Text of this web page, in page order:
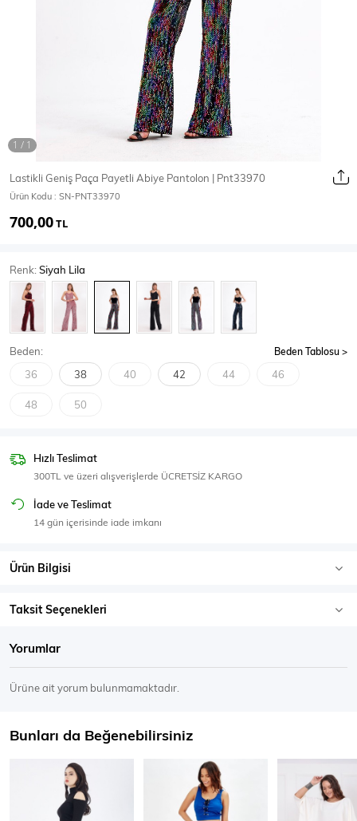
Mont & Kaban Yağmurluk
T-Shirt
Body Atlet Crop & Büstiyer
SPOR GİYİM
Eşofman Üstü
Lastikli Geniş Paça Payetli Abiye Pantolon | Pnt33970
Ürün Kodu : SN-PNT33970
700,00TL
Renk:Siyah Lila
Beden: Beden Tablosu
36 38 40 42 44 46
48 50
Hızlı Teslimat
300TL ve üzeri alışverişlerde ÜCRETSİZ KARGO
İade ve Teslimat
14 gün içerisinde iade imkanı
Ürün Bilgisi
Taksit Seçenekleri
Yorumlar
Ürüne ait yorum bulunmamaktadır.
Bunları da Beğenebilirsiniz